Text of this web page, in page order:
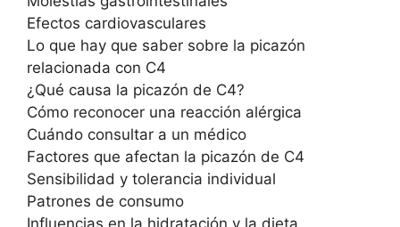
Efectos cardiovasculares
Lo que hay que saber sobre la picazón
relacionada con C4
¿Qué causa la picazón de C4?
Cómo reconocer una reacción alérgica
Cuándo consultar a un médico
Factores que afectan la picazón de C4
Sensibilidad y tolerancia individual
Patrones de consumo